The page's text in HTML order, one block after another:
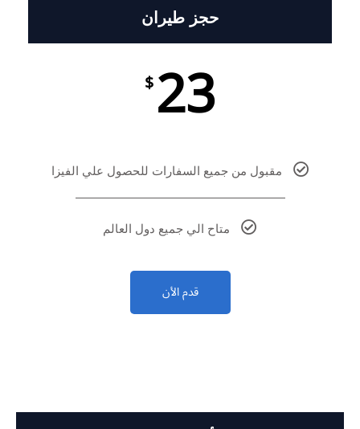
حجز طيران
23
$
مقبول من جميع السفارات للحصول علي الفيزا
متاح الي جميع دول العالم
قدم الأن